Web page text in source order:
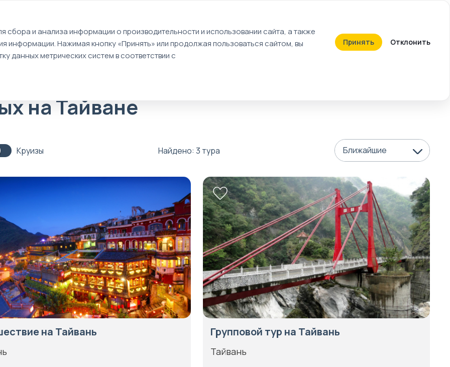
Туры Круизы Идеи путешествий Календарь событий Билеты
на Тайване
Круизы Найдено: 3 тура Ближайшие
на Тайвань Групповой тур на Тайвань
Тайвань
и анализа информации о производительности и использовании сайта, а также
информации. Нажимая кнопку «Принять» или продолжая пользоваться сайтом, вы
данных метрических систем в соответствии с
Принять Отклонить